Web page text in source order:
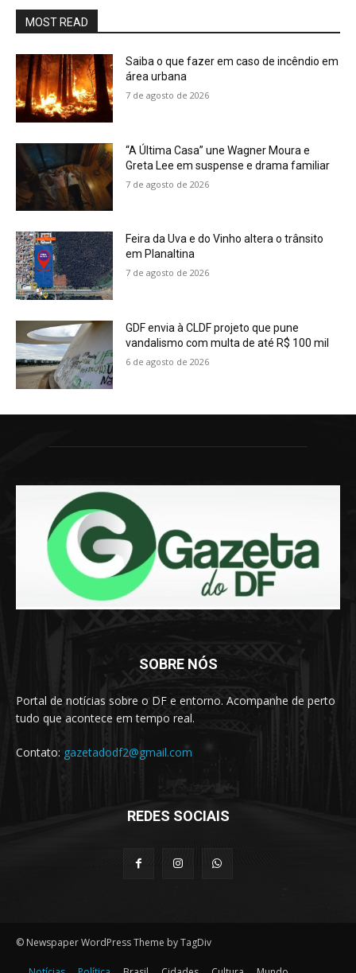
MOST READ
Saiba o que fazer em caso de incêndio em
área urbana
7 de agosto de 2026
“A Última Casa” une Wagner Moura e
Greta Lee em suspense e drama familiar
7 de agosto de 2026
Feira da Uva e do Vinho altera o trânsito
em Planaltina
7 de agosto de 2026
GDF envia à CLDF projeto que pune
vandalismo com multa de até R$ 100 mil
6 de agosto de 2026
SOBRE NÓS
Portal de notícias sobre o DF e entorno. Acompanhe de perto
tudo que acontece em tempo real.
Contato: gazetadodf2@gmail.com
REDES SOCIAIS
© Newspaper WordPress Theme by TagDiv